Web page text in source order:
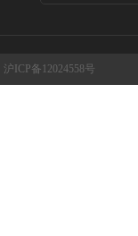
沪ICP备12024558号